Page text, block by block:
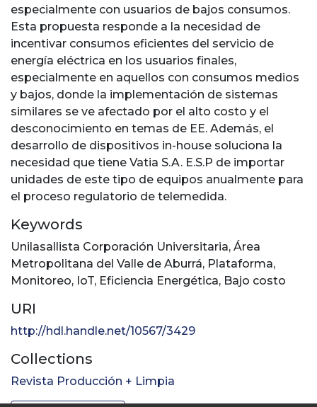
especialmente con usuarios de bajos consumos.
Esta propuesta responde a la necesidad de
incentivar consumos eficientes del servicio de
energía eléctrica en los usuarios finales,
especialmente en aquellos con consumos medios
y bajos, donde la implementación de sistemas
similares se ve afectado por el alto costo y el
desconocimiento en temas de EE. Además, el
desarrollo de dispositivos in-house soluciona la
necesidad que tiene Vatia S.A. E.S.P de importar
unidades de este tipo de equipos anualmente para
el proceso regulatorio de telemedida.
Keywords
Unilasallista Corporación Universitaria, Área
Metropolitana del Valle de Aburrá, Plataforma,
Monitoreo, IoT, Eficiencia Energética, Bajo costo
URI
http://hdl.handle.net/10567/3429
Collections
Revista Producción + Limpia